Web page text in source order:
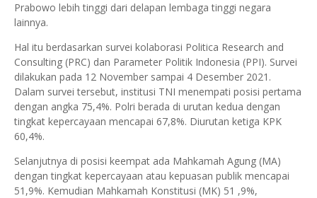
Prabowo lebih tinggi dari delapan lembaga tinggi negara
lainnya.
Hal itu berdasarkan survei kolaborasi Politica Research and
Consulting (PRC) dan Parameter Politik Indonesia (PPI). Survei
dilakukan pada 12 November sampai 4 Desember 2021.
Dalam survei tersebut, institusi TNI menempati posisi pertama
dengan angka 75,4%. Polri berada di urutan kedua dengan
tingkat kepercayaan mencapai 67,8%. Diurutan ketiga KPK
60,4%.
Selanjutnya di posisi keempat ada Mahkamah Agung (MA)
dengan tingkat kepercayaan atau kepuasan publik mencapai
51,9%. Kemudian Mahkamah Konstitusi (MK) 51 ,9%,